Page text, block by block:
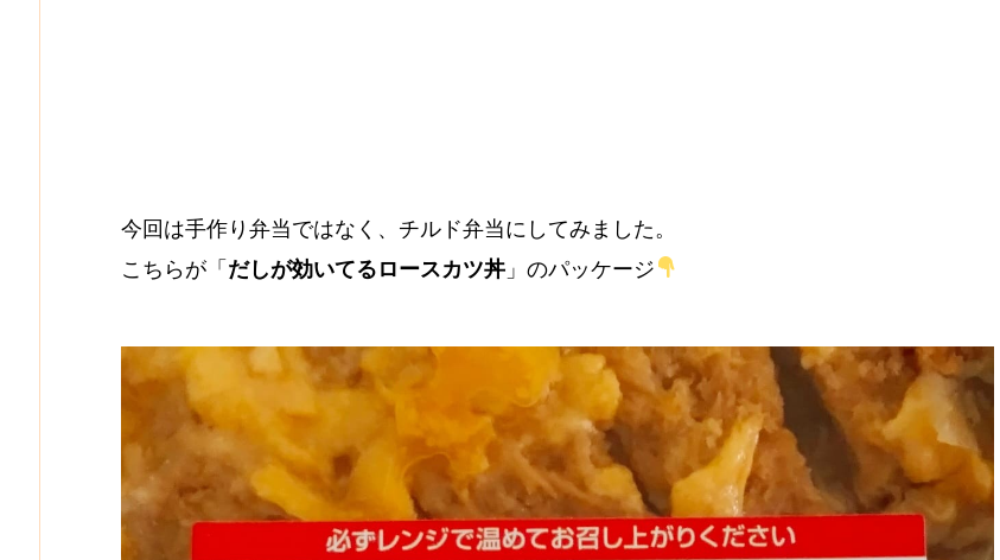
今回は手作り弁当ではなく、チルド弁当にしてみました。
こちらが「だしが効いてるロースカツ丼 」のパッケージ